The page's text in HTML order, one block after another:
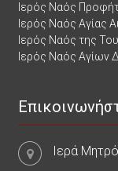
Ιερός Ναός
Ιερός Ναός Αγίας
Ιερός Ναός της
Ιερός Ναός Αγίων
Ιερά